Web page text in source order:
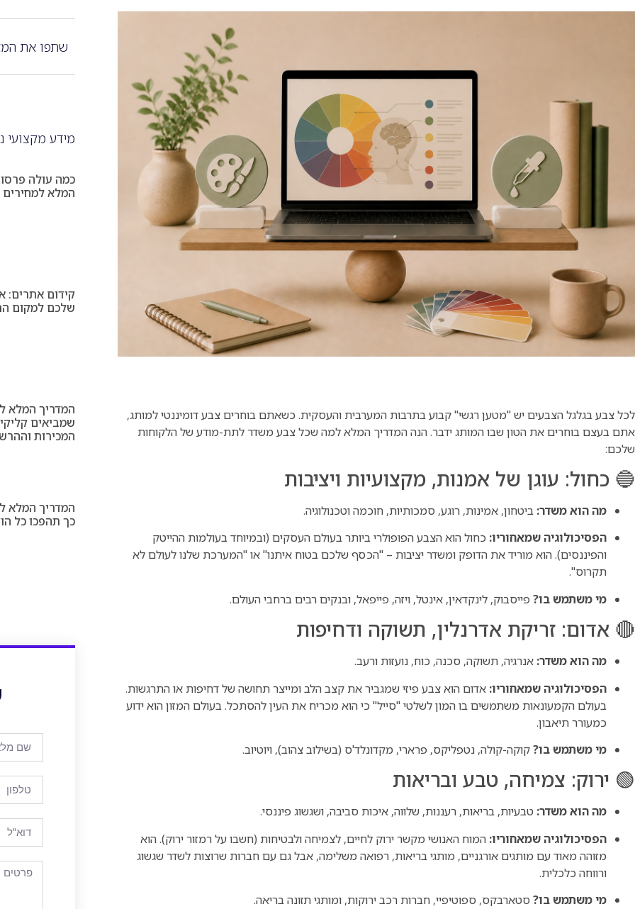
לכל צבע בגלגל הצבעים יש "מטען רגשי" קבוע בתרבות המערבית והעסקית. כשאתם בוחרים צבע דומיננטי למותג,
אתם בעצם בוחרים את הטון שבו המותג ידבר. הנה המדריך המלא למה שכל צבע משדר לתת-מודע של הלקוחות
שלכם:
🔵 כחול: עוגן של אמנות, מקצועיות ויציבות
מה הוא משדר: ביטחון, אמינות, רוגע, סמכותיות, חוכמה וטכנולוגיה.
הפסיכולוגיה שמאחוריו: כחול הוא הצבע הפופולרי ביותר בעולם העסקים (ובמיוחד בעולמות ההייטק
והפיננסים). הוא מוריד את הדופק ומשדר יציבות – "הכסף שלכם בטוח איתנו" או "המערכת שלנו לעולם לא
תקרוס".
מי משתמש בו? פייסבוק, לינקדאין, אינטל, ויזה, פייפאל, ובנקים רבים ברחבי העולם.
🔴 אדום: זריקת אדרנלין, תשוקה ודחיפות
מה הוא משדר: אנרגיה, תשוקה, סכנה, כוח, נועזות ורעב.
הפסיכולוגיה שמאחוריו: אדום הוא צבע פיזי שמגביר את קצב הלב ומייצר תחושה של דחיפות או התרגשות.
בעולם הקמעונאות משתמשים בו המון לשלטי "סייל" כי הוא מכריח את העין להסתכל. בעולם המזון הוא ידוע
כמעורר תיאבון.
מי משתמש בו?קוקה-קולה, נטפליקס, פרארי, מקדונלד'ס (בשילוב צהוב), ויוטיוב.
🟢 ירוק: צמיחה, טבע ובריאות
מה הוא משדר: טבעיות, בריאות, רעננות, שלווה, איכות סביבה, ושגשוג פיננסי.
הפסיכולוגיה שמאחוריו: המוח האנושי מקשר ירוק לחיים, לצמיחה ולבטיחות (חשבו על רמזור ירוק). הוא
מזוהה מאוד עם מותגים אורגניים, מותגי בריאות, רפואה משלימה, אבל גם עם חברות שרוצות לשדר שגשוג
ורווחה כלכלית.
מי משתמש בו? סטארבקס, ספוטיפיי, חברות רכב ירוקות, ומותגי תזונה בריאה.
שתפו את
מידע מקצועי
כמה עולה
המלא למחירים
קידום אתרים:
שלכם למקום
המדריך המלא
שמביאים
המכירות
המדריך המלא
כך תהפכו כל